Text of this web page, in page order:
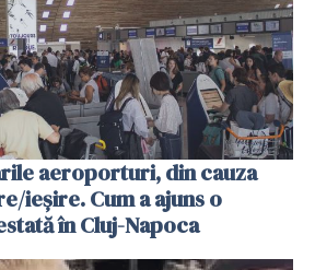
aeroporturi, din cauza
ieșire. Cum a ajuns o
în Cluj-Napoca